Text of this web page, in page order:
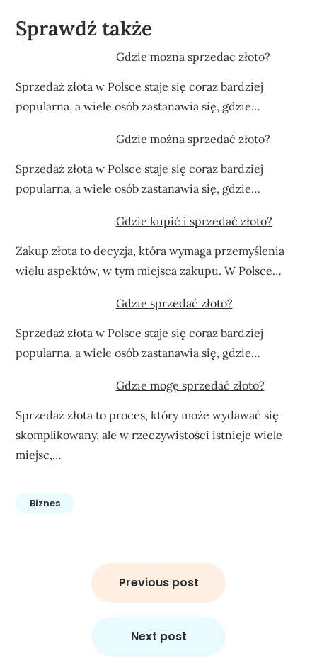
Sprawdź także
Gdzie mozna sprzedac złoto?
Sprzedaż złota w Polsce staje się coraz bardziej
popularna, a wiele osób zastanawia się, gdzie…
Gdzie można sprzedać złoto?
Sprzedaż złota w Polsce staje się coraz bardziej
popularna, a wiele osób zastanawia się, gdzie…
Gdzie kupić i sprzedać złoto?
Zakup złota to decyzja, która wymaga przemyślenia
wielu aspektów, w tym miejsca zakupu. W Polsce…
Gdzie sprzedać złoto?
Sprzedaż złota w Polsce staje się coraz bardziej
popularna, a wiele osób zastanawia się, gdzie…
Gdzie mogę sprzedać złoto?
Sprzedaż złota to proces, który może wydawać się
skomplikowany, ale w rzeczywistości istnieje wiele
miejsc,…
Biznes
Previous post
Next post